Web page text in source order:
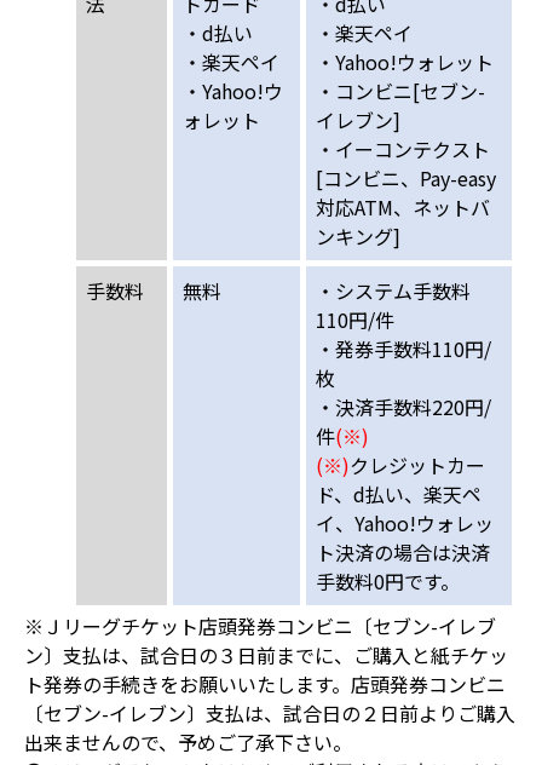
・d払い
・楽天ペイ
・Yahoo!ウ
ォレット
・楽天ペイ
・Yahoo!ウォレット
・コンビニ[セブン-
イレブン]
・イーコンテクスト
[コンビニ、Pay-easy
対応ATM、ネットバ
ンキング]
手数料
無料
・システム手数料
110円/件
・発券手数料110円/
枚
・決済手数料220円/
件(※)
(※)クレジットカー
ド、d払い、楽天ペ
イ、Yahoo!ウォレッ
ト決済の場合は決済
手数料0円です。
※Ｊリーグチケット店頭発券コンビニ〔セブン-イレブ
ン〕支払は、試合日の３日前までに、ご購入と紙チケッ
ト発券の手続きをお願いいたします。店頭発券コンビニ
〔セブン-イレブン〕支払は、試合日の２日前よりご購入
出来ませんので、予めご了承下さい。